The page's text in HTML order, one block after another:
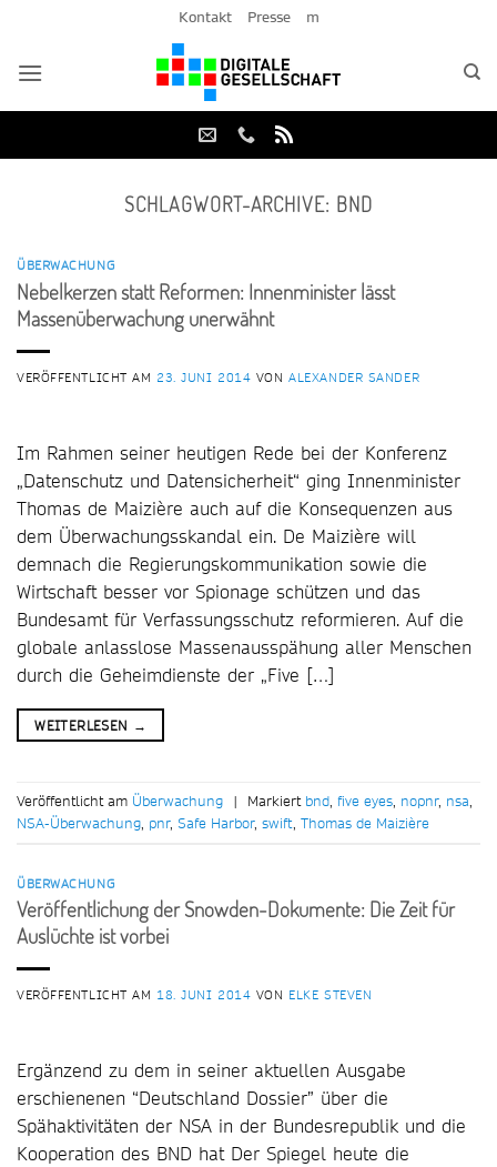
springen
Kontakt Presse m
SCHLAGWORT-ARCHIVE: BND
ÜBERWACHUNG
Nebelkerzen statt Reformen: Innenminister lässt
Massenüberwachung unerwähnt
VERÖFFENTLICHT AM 23. JUNI 2014 VONALEXANDER SANDER
Im Rahmen seiner heutigen Rede bei der Konferenz
„Datenschutz und Datensicherheit“ ging Innenminister
Thomas de Maizière auch auf die Konsequenzen aus
dem Überwachungsskandal ein. De Maizière will
demnach die Regierungskommunikation sowie die
Wirtschaft besser vor Spionage schützen und das
Bundesamt für Verfassungsschutz reformieren. Auf die
globale anlasslose Massenausspähung aller Menschen
durch die Geheimdienste der „Five […]
WEITERLESEN →
Veröffentlicht am Überwachung | Markiert bnd, five eyes, nopnr, nsa,
NSA-Überwachung, pnr, Safe Harbor, swift, Thomas de Maizière
ÜBERWACHUNG
Veröffentlichung der Snowden-Dokumente: Die Zeit für
Auslüchte ist vorbei
VERÖFFENTLICHT AM 18. JUNI 2014 VON ELKE STEVEN
Ergänzend zu dem in seiner aktuellen Ausgabe
erschienenen “Deutschland Dossier” über die
Spähaktivitäten der NSA in der Bundesrepublik und die
Kooperation des BND hat Der Spiegel heute die